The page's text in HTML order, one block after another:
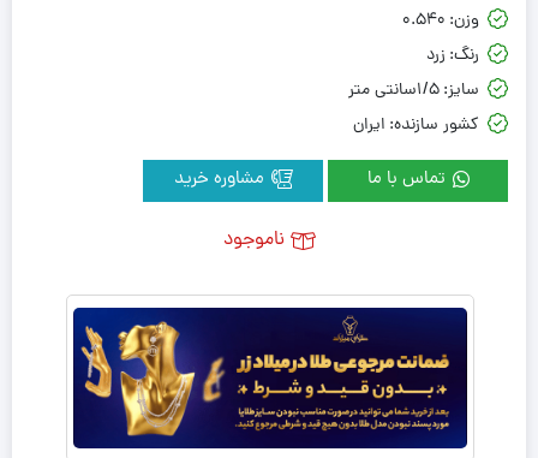
وزن: 0.540
رنگ: زرد
سایز:1/5سانتی متر
کشور سازنده: ایران
تماس با ما
ناموجود